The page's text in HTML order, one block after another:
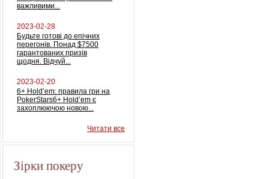
важливими...
2023-02-28
Будьте готові до епічних
перегонів. Понад $7500
гарантованих призів
щодня. Відчуй...
2023-02-20
6+ Hold’em: правила гри на
PokerStars6+ Hold’em є
захоплюючою новою...
Читати все
Зірки покеру